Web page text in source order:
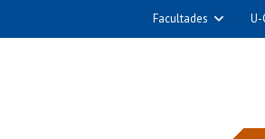
Facultades U-